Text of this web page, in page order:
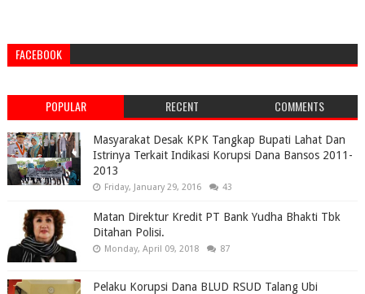
FACEBOOK
POPULAR RECENT COMMENTS
Masyarakat Desak KPK Tangkap Bupati Lahat Dan
Istrinya Terkait Indikasi Korupsi Dana Bansos 2011-
2013
Friday, January 29, 2016 43
Matan Direktur Kredit PT Bank Yudha Bhakti Tbk
Ditahan Polisi.
Monday, April 09, 2018 87
Pelaku Korupsi Dana BLUD RSUD Talang Ubi